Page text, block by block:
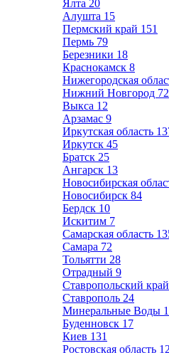
Ялта 20
Алушта 15
Пермский край 151
Пермь 79
Березники 18
Краснокамск 8
Нижегородская
Нижний Новгород 72
Выкса 12
Арзамас 9
Иркутская область
Иркутск 45
Братск 25
Ангарск 13
Новосибирская
Новосибирск 84
Бердск 10
Искитим 7
Самарская область
Самара 72
Тольятти 28
Отрадный 9
Ставропольский край
Ставрополь 24
Минеральные Воды
Буденновск 17
Киев 131
Ростовская область